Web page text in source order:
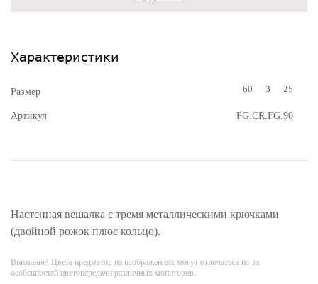
Характеристики
Размер 60 3 25
Артикул PG.CR.FG.90
Настенная вешалка с тремя металлическими крючками
(двойной рожок плюс кольцо).
Внимание! Цвета предметов на изображениях могут отличаться из-за
особенностей цветопередачи различных мониторов.